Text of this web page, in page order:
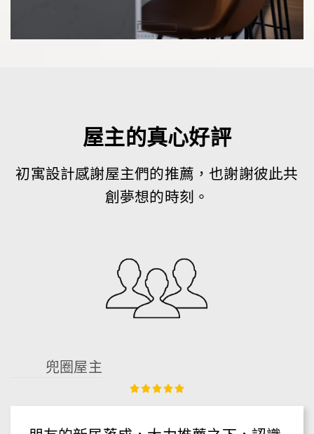
屋主的真心好評
初寓設計感謝屋主們的推薦，也謝謝彼此共
創夢想的時刻。
兜圈屋主